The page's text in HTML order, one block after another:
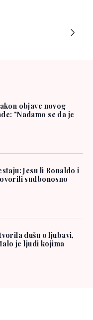
objave novog
"Nadamo se da je
Jesu li Ronaldo i
sudbonosno
dušu o ljubavi,
je ljudi kojima